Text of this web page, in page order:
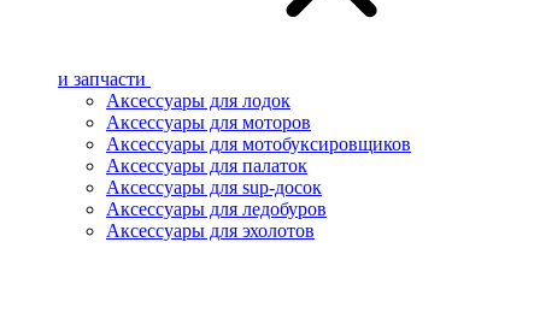
и запчасти
Аксессуары для лодок
Аксессуары для моторов
Аксессуары для мотобуксировщиков
Аксессуары для палаток
Аксессуары для sup-досок
Аксессуары для ледобуров
Аксессуары для эхолотов